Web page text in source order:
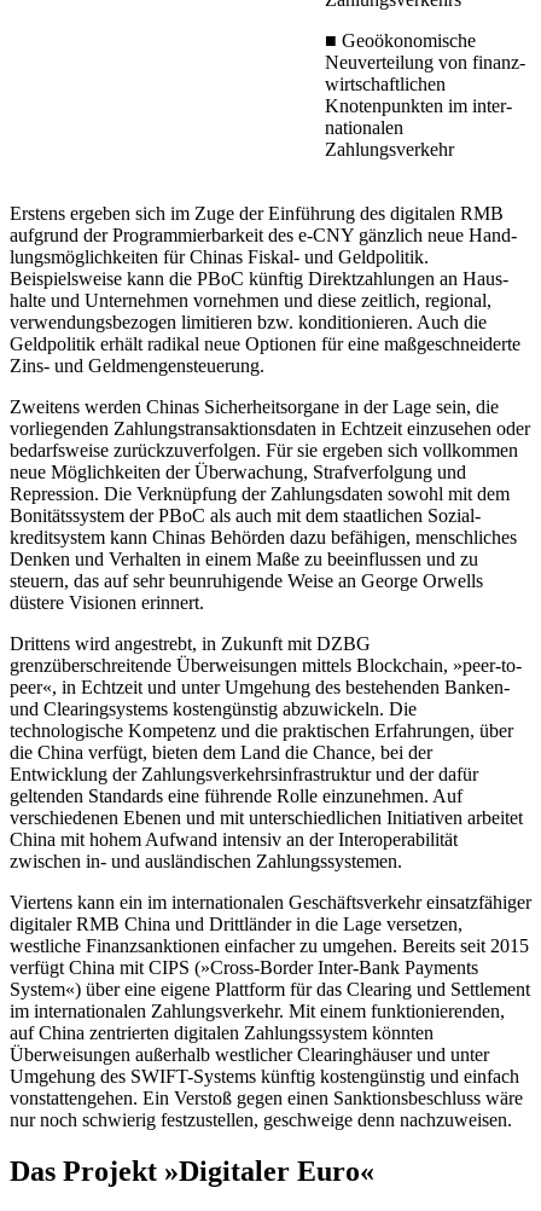
■ Geoökonomische
Neuverteilung von finanz­
wirtschaftlichen
Knotenpunkten im inter­
nationalen
Zahlungsverkehr
Erstens ergeben sich im Zuge der Einführung des digitalen RMB
aufgrund der Pro­grammierbarkeit des e-CNY gänzlich neue Hand­
lungsmöglichkeiten für Chinas Fiskal- und Geldpolitik.
Beispielsweise kann die PBoC künftig Direktzahlungen an Haus­
halte und Unternehmen vornehmen und diese zeitlich, regional,
verwendungs­bezogen limitieren bzw. konditionieren. Auch die
Geldpolitik erhält radikal neue Optio­nen für eine maßgeschneiderte
Zins- und Geldmengensteuerung.
Zweitens werden Chinas Sicherheits­organe in der Lage sein, die
vorliegenden Zahlungstransaktionsdaten in Echtzeit einzusehen oder
bedarfsweise zurückzu­verfolgen. Für sie ergeben sich vollkommen
neue Möglichkeiten der Überwachung, Straf­verfolgung und
Repression. Die Ver­knüpfung der Zahlungs­daten sowohl mit dem
Bonitätssystem der PBoC als auch mit dem staatlichen Sozial­
kreditsystem kann Chinas Behörden dazu befähigen, menschliches
Denken und Verhalten in einem Maße zu beeinflussen und zu
steuern, das auf sehr beunruhigende Weise an George Orwells
düstere Visionen erinnert.
Drittens wird angestrebt, in Zukunft mit DZBG
grenzüberschreitende Überweisungen mittels Blockchain, »peer-to-
peer«, in Echt­zeit und unter Umgehung des bestehenden Banken-
und Clearingsystems kostengünstig abzuwickeln. Die
technologische Kompetenz und die praktischen Erfahrungen, über
die China verfügt, bieten dem Land die Chance, bei der
Entwicklung der Zahlungsverkehrsinfrastruktur und der dafür
gelten­den Standards eine führende Rolle ein­zunehmen. Auf
verschiedenen Ebenen und mit unterschied­lichen Initiativen arbeitet
China mit hohem Aufwand intensiv an der Interoperabilität
zwischen in- und auslän­dischen Zahlungssystemen.
Viertens kann ein im internationalen Geschäftsverkehr einsatzfähiger
digitaler RMB China und Drittländer in die Lage ver­setzen,
westliche Finanzsanktionen ein­facher zu umgehen. Bereits seit 2015
ver­fügt China mit CIPS (»Cross-Border Inter-Bank Payments
System«) über eine eigene Plattform für das Clearing und Settlement
im internationalen Zahlungsverkehr. Mit einem funktionierenden,
auf China zen­trierten digitalen Zahlungssystem könnten
Überweisungen außerhalb westlicher Clearinghäuser und unter
Umgehung des SWIFT-Systems künftig kostengünstig und einfach
vonstattengehen. Ein Verstoß gegen einen Sanktionsbeschluss wäre
nur noch schwierig festzustellen, geschweige denn nachzuweisen.
Das Projekt »Digitaler Euro«